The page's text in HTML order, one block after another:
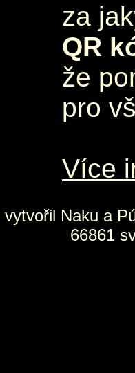
za
QR
že
pro
Více
vytvořil Naku a
66861